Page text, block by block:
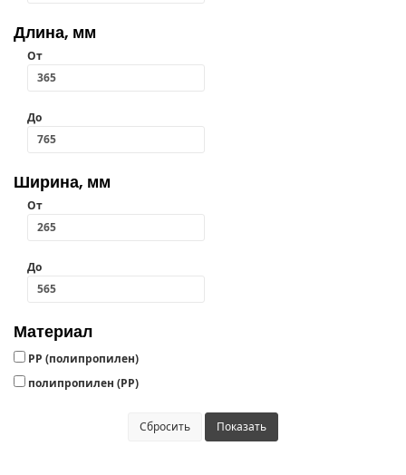
Длина, мм
От
До
Ширина, мм
От
До
Материал
РР (полипропилен)
полипропилен (PP)
Сбросить Показать